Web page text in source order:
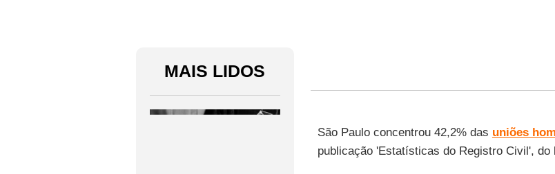
MAIS LIDOS
São Paulo concentrou 42,2% das uniões
publicação 'Estatísticas do Registro Civil', do